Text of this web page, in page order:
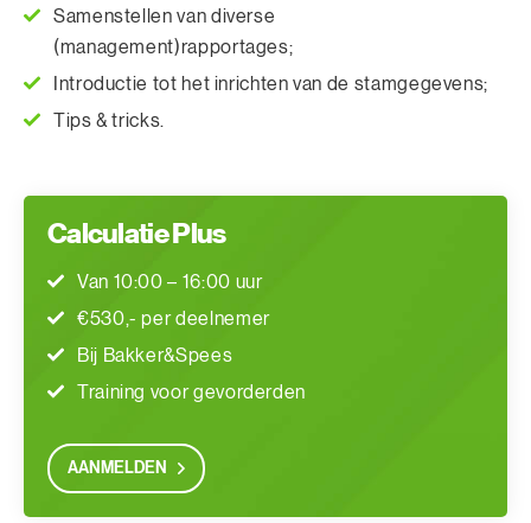
Samenstellen van diverse
(management)rapportages;
Introductie tot het inrichten van de stamgegevens;
Tips & tricks.
Calculatie Plus
Van 10:00 – 16:00 uur
€530,- per deelnemer
Bij Bakker&Spees
Training voor gevorderden
AANMELDEN